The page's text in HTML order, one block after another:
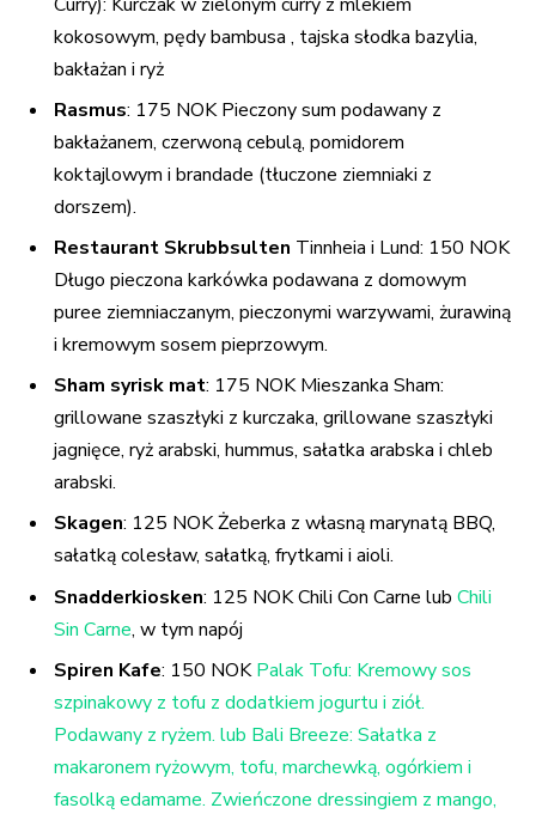
kokosowym, pędy bambusa , tajska słodka bazylia,
bakłażan i ryż
Rasmus: 175 NOK Pieczony sum podawany z
bakłażanem, czerwoną cebulą, pomidorem
koktajlowym i brandade (tłuczone ziemniaki z
dorszem).
Restaurant Skrubbsulten Tinnheia i Lund: 150 NOK
Długo pieczona karkówka podawana z domowym
puree ziemniaczanym, pieczonymi warzywami, żurawiną
i kremowym sosem pieprzowym.
Sham syrisk mat: 175 NOK Mieszanka Sham:
grillowane szaszłyki z kurczaka, grillowane szaszłyki
jagnięce, ryż arabski, hummus, sałatka arabska i chleb
arabski.
Skagen: 125 NOK Żeberka z własną marynatą BBQ,
sałatką colesław, sałatką, frytkami i aioli.
Snadderkiosken: 125 NOK Chili Con Carne lub Chili
Sin Carne, w tym napój
Spiren Kafe: 150 NOKPalak Tofu: Kremowy sos
szpinakowy z tofu z dodatkiem jogurtu i ziół.
Podawany z ryżem. lub Bali Breeze: Sałatka z
makaronem ryżowym, tofu, marchewką, ogórkiem i
fasolką edamame. Zwieńczone dressingiem z mango,